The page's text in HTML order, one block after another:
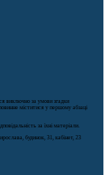
виключно за умови згадки
міститися у першому абзаці
за їхні матеріали.
будинок, 31, кабінет, 23